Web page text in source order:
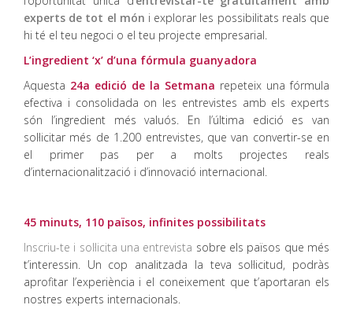
experts de tot el món i explorar les possibilitats reals que
hi té el teu negoci o el teu projecte empresarial.
L’ingredient ‘x’ d’una fórmula guanyadora
Aquesta 24a edició de la Setmana repeteix una fórmula
efectiva i consolidada on les entrevistes amb els experts
són l’ingredient més valuós. En l’última edició es van
sol·licitar més de 1.200 entrevistes, que van convertir-se en
el primer pas per a molts projectes reals
d’internacionalització i d’innovació internacional.
45 minuts, 110 països, infinites possibilitats
Inscriu-te i sol·licita una entrevista sobre els països que més
t’interessin. Un cop analitzada la teva sol·licitud, podràs
aprofitar l’experiència i el coneixement que t’aportaran els
nostres experts internacionals.